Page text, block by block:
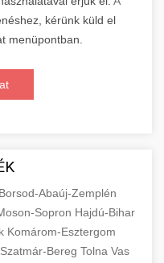
kérünk küld el
menüpontban.
Borsod-Abaúj-Zemplén
Sopron Hajdú-Bihar
Komárom-Esztergom
Bereg Tolna Vas